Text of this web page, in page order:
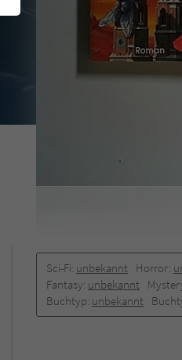
Sci-Fi: unbekannt Horror:
Fantasy: unbekannt
Buchtyp: unbekannt